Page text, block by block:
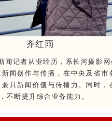
齐红雨
闻记者从业经历，系长河摄影
闻创作与传播，在中央及省
具新闻价值与传播力。同时，
不断提升综合业务能力。